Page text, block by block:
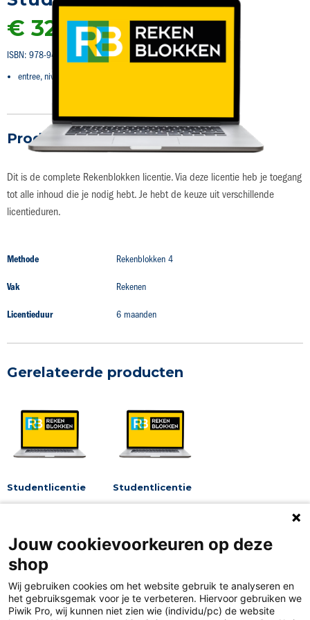
€ 32,75
ISBN: 978-94-020-7155-9
entree, niveau 2, niveau 3, niveau 4
naar
het
begin
van
afbeeldingen-
Productdetails
Dit is de complete Rekenblokken licentie. Via deze licentie heb je toegang
tot alle inhoud die je nodig hebt. Je hebt de keuze uit verschillende
licentieduren.
Methode Rekenblokken 4
Vak Rekenen
Licentieduur 6 maanden
Gerelateerde producten
Studentlicentie Studentlicentie
Jouw cookievoorkeuren op deze
shop
Wij gebruiken cookies om het website gebruik te analyseren en
het gebruiksgemak voor je te verbeteren. Hiervoor gebruiken we
Piwik Pro, wij kunnen niet zien wie (individu/pc) de website